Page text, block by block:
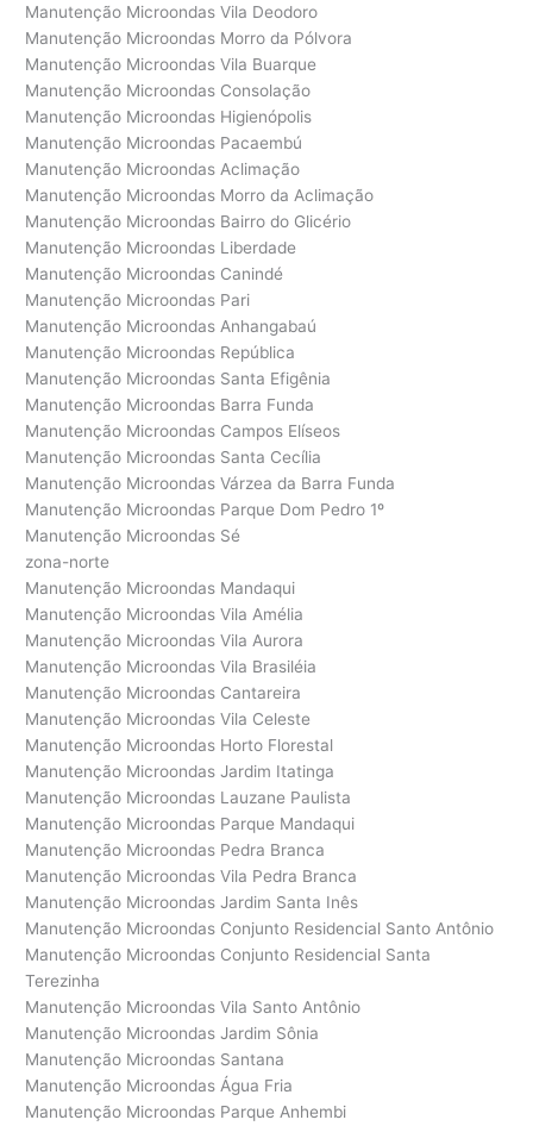
Manutenção Microondas Vila Deodoro
Manutenção Microondas Morro da Pólvora
Manutenção Microondas Vila Buarque
Manutenção Microondas Consolação
Manutenção Microondas Higienópolis
Manutenção Microondas Pacaembú
Manutenção Microondas Aclimação
Manutenção Microondas Morro da Aclimação
Manutenção Microondas Bairro do Glicério
Manutenção Microondas Liberdade
Manutenção Microondas Canindé
Manutenção Microondas Pari
Manutenção Microondas Anhangabaú
Manutenção Microondas República
Manutenção Microondas Santa Efigênia
Manutenção Microondas Barra Funda
Manutenção Microondas Campos Elíseos
Manutenção Microondas Santa Cecília
Manutenção Microondas Várzea da Barra Funda
Manutenção Microondas Parque Dom Pedro 1º
Manutenção Microondas Sé
zona-norte
Manutenção Microondas Mandaqui
Manutenção Microondas Vila Amélia
Manutenção Microondas Vila Aurora
Manutenção Microondas Vila Brasiléia
Manutenção Microondas Cantareira
Manutenção Microondas Vila Celeste
Manutenção Microondas Horto Florestal
Manutenção Microondas Jardim Itatinga
Manutenção Microondas Lauzane Paulista
Manutenção Microondas Parque Mandaqui
Manutenção Microondas Pedra Branca
Manutenção Microondas Vila Pedra Branca
Manutenção Microondas Jardim Santa Inês
Manutenção Microondas Conjunto Residencial Santo Antônio
Manutenção Microondas Conjunto Residencial Santa
Terezinha
Manutenção Microondas Vila Santo Antônio
Manutenção Microondas Jardim Sônia
Manutenção Microondas Santana
Manutenção Microondas Água Fria
Manutenção Microondas Parque Anhembi